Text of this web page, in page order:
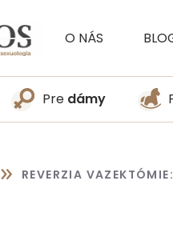
O NÁS
Pre dámy
» REVERZIA